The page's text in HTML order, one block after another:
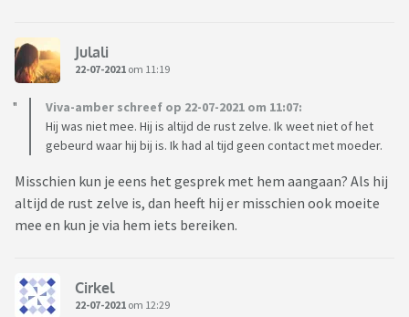
Julali
22-07-2021 om 11:19
Viva-amber schreef op 22-07-2021 om 11:07:
Hij was niet mee. Hij is altijd de rust zelve. Ik weet niet of het
gebeurd waar hij bij is. Ik had al tijd geen contact met moeder.
Misschien kun je eens het gesprek met hem aangaan? Als hij
altijd de rust zelve is, dan heeft hij er misschien ook moeite
mee en kun je via hem iets bereiken.
Cirkel
22-07-2021 om 12:29